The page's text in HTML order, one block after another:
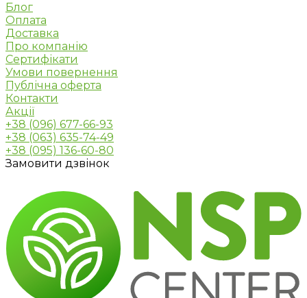
Блог
Оплата
Доставка
Про компанію
Сертифікати
Умови повернення
Публічна оферта
Контакти
Акції
+38 (096) 677-66-93
+38 (063) 635-74-49
+38 (095) 136-60-80
Замовити дзвінок